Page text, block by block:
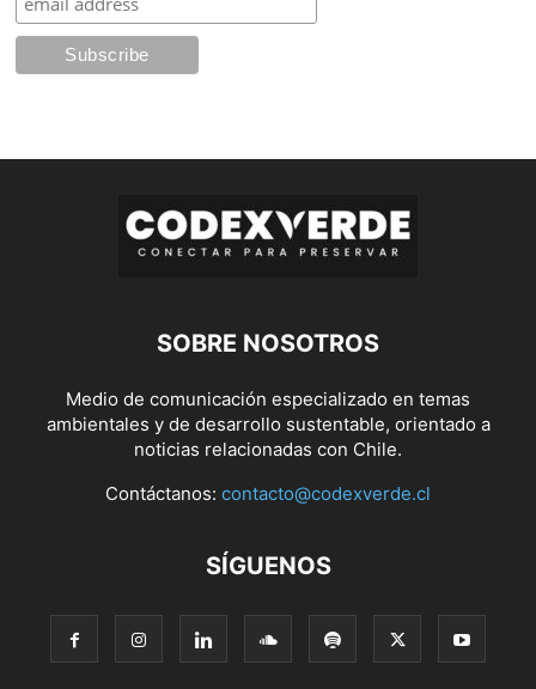
SOBRE NOSOTROS
Medio de comunicación especializado en temas
ambientales y de desarrollo sustentable, orientado a
noticias relacionadas con Chile.
Contáctanos: contacto@codexverde.cl
SÍGUENOS